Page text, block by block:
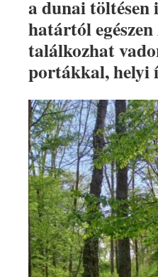
a dunai
határtól
találkozhat
portákkal, helyi